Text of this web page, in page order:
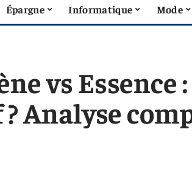
Épargne Informatique Mode
vs Essence
Analyse